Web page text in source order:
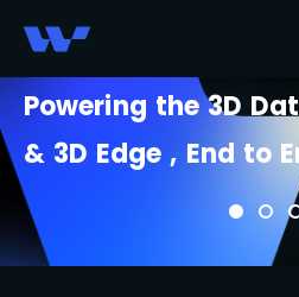
鯨鏈科技股份
Powering the 3D Dat
& 3D Edge , End to E